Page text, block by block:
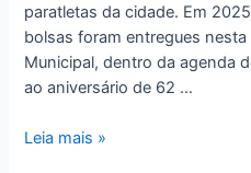
paratletas da cidade. Em
bolsas foram entregues
Municipal, dentro da agenda
ao aniversário de 62 …
Leia mais »